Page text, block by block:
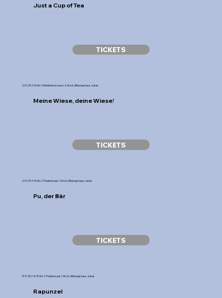
Just a Cup of Tea
TICKETS
21.11.25 // 14 Uhr // Meditationsraum, 4. Stock, Bildungshaus Jukas
Meine Wiese, deine Wiese!
TICKETS
21.11.25 // 15 Uhr // Theatersaal, 1. Stock, Bildungshaus Jukas
Pu, der Bär
TICKETS
19.11.25 // 16.15 Uhr // Theatersaal, 1. Stock, Bildungshaus Jukas
Rapunzel